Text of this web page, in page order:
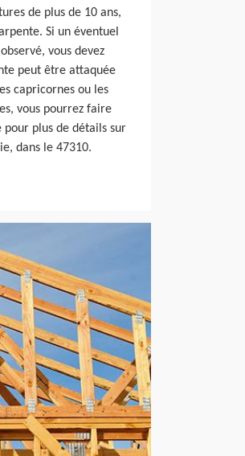
de plus de 10 ans,
Si un éventuel
vous devez
peut être attaquée
capricornes ou les
vous pourrez faire
pour plus de détails sur
dans le 47310.